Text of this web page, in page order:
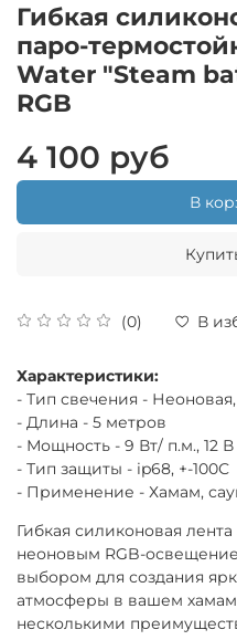
Гибкая
паро-
Water "Steam
RGB
(0) В
4 100 руб
В
Характеристики:
- Тип свечения -
- Длина - 5 метров
- Мощность - 9 Вт/ п.м., 12 В
- Тип защиты - ip68, +-100С
- Применение - Хамам,
Гибкая силиконовая
неоновым RGB-
выбором для создания
атмосферы в вашем
несколькими